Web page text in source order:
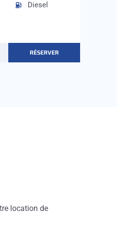
Diesel
RÉSERVER
location de